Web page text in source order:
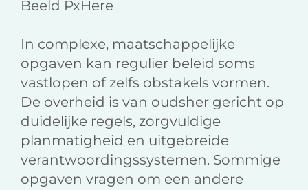
Beeld PxHere
In complexe, maatschappelijke
opgaven kan regulier beleid soms
vastlopen of zelfs obstakels vormen.
De overheid is van oudsher gericht op
duidelijke regels, zorgvuldige
planmatigheid en uitgebreide
verantwoordingssystemen. Sommige
opgaven vragen om een andere